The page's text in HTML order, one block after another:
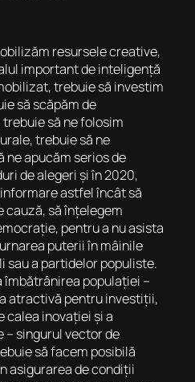
resursele creative,
important de inteligență
trebuie să investim
să scăpăm de
să ne folosim
trebuie să ne
ne apucăm serios de
de alegeri și în 2020,
astfel încât să
cauză, să înțelegem
pentru a nu asista
puterii în mâinile
a partidelor populiste.
îmbătrânirea populației –
atractivă pentru investiții,
calea inovației și a
singurul vector de
să facem posibilă
asigurarea de condiții